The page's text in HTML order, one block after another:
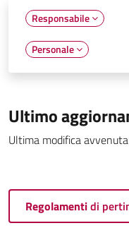
Responsabile
Personale
Ultimo
Ultima modifica
Regolamentidi